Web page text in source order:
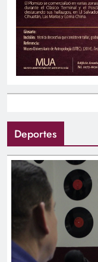
Deportes